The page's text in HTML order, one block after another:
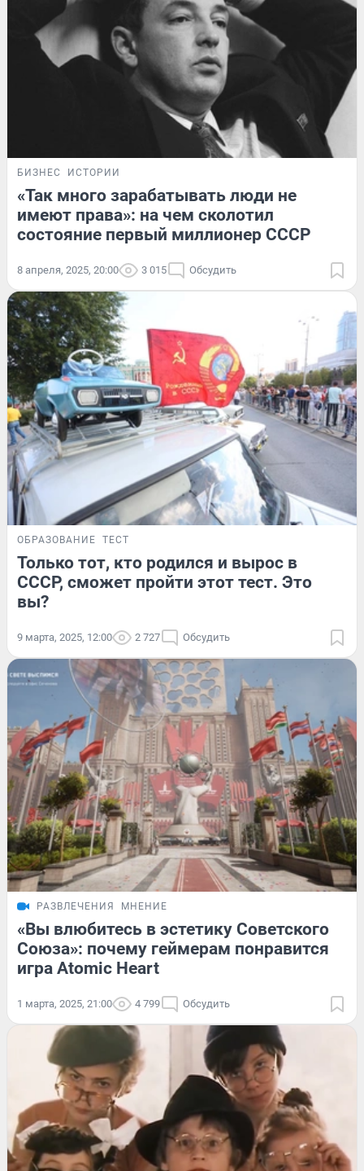
БИЗНЕС ИСТОРИИ
«Так много зарабатывать люди не
имеют права»: на чем сколотил
состояние первый миллионер СССР
8 апреля, 2025, 20:00 3 015 Обсудить
ОБРАЗОВАНИЕ ТЕСТ
Только тот, кто родился и вырос в
СССР, сможет пройти этот тест. Это
вы?
9 марта, 2025, 12:00 2 727 Обсудить
РАЗВЛЕЧЕНИЯ МНЕНИЕ
«Вы влюбитесь в эстетику Советского
Союза»: почему геймерам понравится
игра Atomic Heart
1 марта, 2025, 21:00 4 799 Обсудить